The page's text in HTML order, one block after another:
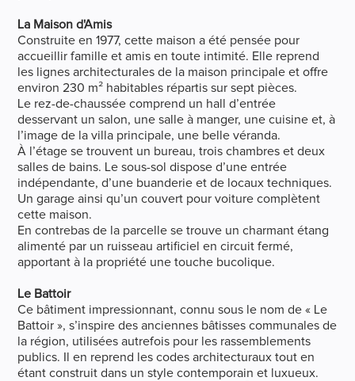
La Maison d'Amis
Construite en 1977, cette maison a été pensée pour
accueillir famille et amis en toute intimité. Elle reprend
les lignes architecturales de la maison principale et offre
environ 230 m² habitables répartis sur sept pièces.
Le rez-de-chaussée comprend un hall d’entrée
desservant un salon, une salle à manger, une cuisine et, à
l’image de la villa principale, une belle véranda.
À l’étage se trouvent un bureau, trois chambres et deux
salles de bains. Le sous-sol dispose d’une entrée
indépendante, d’une buanderie et de locaux techniques.
Un garage ainsi qu’un couvert pour voiture complètent
cette maison.
En contrebas de la parcelle se trouve un charmant étang
alimenté par un ruisseau artificiel en circuit fermé,
apportant à la propriété une touche bucolique.
Le Battoir
Ce bâtiment impressionnant, connu sous le nom de « Le
Battoir », s’inspire des anciennes bâtisses communales de
la région, utilisées autrefois pour les rassemblements
publics. Il en reprend les codes architecturaux tout en
étant construit dans un style contemporain et luxueux.